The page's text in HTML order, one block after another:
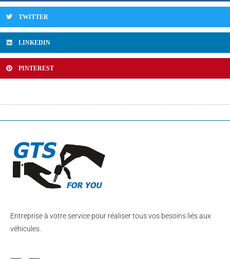
TWITTER
LINKEDIN
PINTEREST
Entreprise à votre service pour réaliser tous vos besoins liés aux
véhicules.